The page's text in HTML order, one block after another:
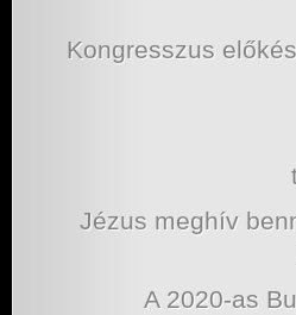
Kongresszus
Jézus meghív
A 2020-as